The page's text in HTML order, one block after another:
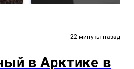
22 минуты назад
в Арктике в